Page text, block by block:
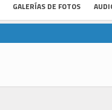
GALERÍAS DE FOTOS